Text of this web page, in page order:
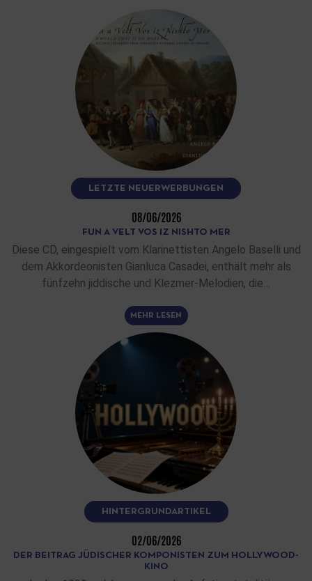
LETZTE NEUERWERBUNGEN
08/06/2026
FUN A VELT VOS IZ NISHTO MER
Diese CD, eingespielt vom Klarinettisten Angelo Baselli und
dem Akkordeonisten Gianluca Casadei, enthält mehr als
fünfzehn jiddische und Klezmer-Melodien, die…
MEHR LESEN
HINTERGRUNDARTIKEL
02/06/2026
DER BEITRAG JÜDISCHER KOMPONISTEN ZUM HOLLYWOOD-
KINO